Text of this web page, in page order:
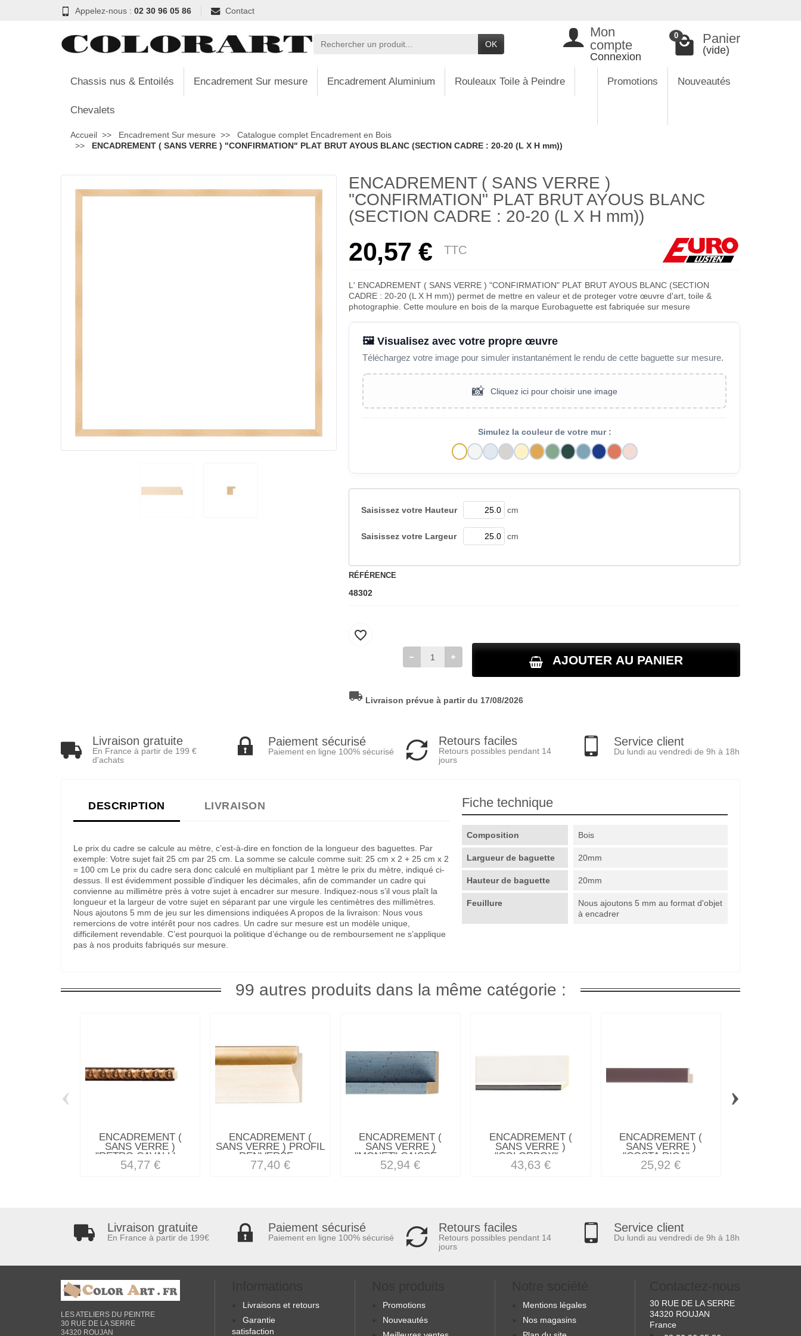
Appelez-nous : 02 30 96 05 86 Contact
OK
Mon
compte
Connexion
0 Panier
(vide)
Chassis nus & Entoilés Encadrement Sur mesure Encadrement Aluminium Rouleaux Toile à Peindre
Chevalets
Promotions Nouveautés
Accueil Encadrement Sur mesure
Catalogue complet Encadrement en Bois
ENCADREMENT ( SANS VERRE ) "CONFIRMATION" PLAT BRUT AYOUS BLANC (SECTION CADRE : 20-20 (L X H mm))
ENCADREMENT ( SANS VERRE )
"CONFIRMATION" PLAT BRUT AYOUS BLANC
(SECTION CADRE : 20-20 (L X H mm))
20,57 € TTC
L' ENCADREMENT ( SANS VERRE ) "CONFIRMATION" PLAT BRUT AYOUS BLANC (SECTION
CADRE : 20-20 (L X H mm)) permet de mettre en valeur et de proteger votre œuvre d'art, toile &
photographie. Cette moulure en bois de la marque Eurobaguette est fabriquée sur mesure
🖼️ Visualisez avec votre propre œuvre
Téléchargez votre image pour simuler instantanément le rendu de cette baguette sur mesure.
📸 Cliquez ici pour choisir une image
Simulez la couleur de votre mur :
Saisissez votre Hauteur cm
Saisissez votre Largeur cm
RÉFÉRENCE
48302
AJOUTER AU PANIER
favorite_border
local_shipping Livraison prévue à partir du 17/08/2026
Livraison gratuite
En France à partir de 199 €
d'achats
Paiement sécurisé
Paiement en ligne 100% sécurisé
Retours faciles
Retours possibles pendant 14
jours
Service client
Du lundi au vendredi de 9h à 18h
DESCRIPTION LIVRAISON
Le prix du cadre se calcule au mètre, c’est-à-dire en fonction de la longueur des baguettes. Par
exemple: Votre sujet fait 25 cm par 25 cm. La somme se calcule comme suit: 25 cm x 2 + 25 cm x 2
= 100 cm Le prix du cadre sera donc calculé en multipliant par 1 mètre le prix du mètre, indiqué ci-
dessus. Il est évidemment possible d’indiquer les décimales, afin de commander un cadre qui
convienne au millimètre près à votre sujet à encadrer sur mesure. Indiquez-nous s’il vous plaît la
longueur et la largeur de votre sujet en séparant par une virgule les centimètres des millimètres.
Nous ajoutons 5 mm de jeu sur les dimensions indiquées A propos de la livraison: Nous vous
remercions de votre intérêt pour nos cadres. Un cadre sur mesure est un modèle unique,
difficilement revendable. C’est pourquoi la politique d’échange ou de remboursement ne s’applique
pas à nos produits fabriqués sur mesure.
Fiche technique
Composition Bois
Largueur de baguette 20mm
Hauteur de baguette 20mm
Feuillure
Nous ajoutons 5 mm au format d'objet
à encadrer
99 autres produits dans la même catégorie :
ENCADREMENT (
SANS VERRE )
"RETRO CAVALLI...
54,77 €
ENCADREMENT (
SANS VERRE ) PROFIL
RENVERSE...
77,40 €
ENCADREMENT (
SANS VERRE )
"MONET" CAISSE...
52,94 €
ENCADREMENT (
SANS VERRE )
"COLORBOX"...
43,63 €
ENCADREMENT (
SANS VERRE )
"COSTA RICA"...
25,92 €
‹ ›
Livraison gratuite
En France à partir de 199€
Paiement sécurisé
Paiement en ligne 100% sécurisé
Retours faciles
Retours possibles pendant 14
jours
Service client
Du lundi au vendredi de 9h à 18h
LES ATELIERS DU PEINTRE
30 RUE DE LA SERRE
34320 ROUJAN
Livraisons et retours
Garantie
satisfaction
Promotions
Nouveautés
Mentions légales
Nos magasins
30 RUE DE LA SERRE
34320 ROUJAN
France